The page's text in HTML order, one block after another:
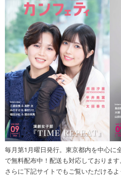
毎月第1月曜日発行。東京都内を中心に
で無料配布中！配送も対応しております。
さらに下記サイトでもご覧いただけるよ